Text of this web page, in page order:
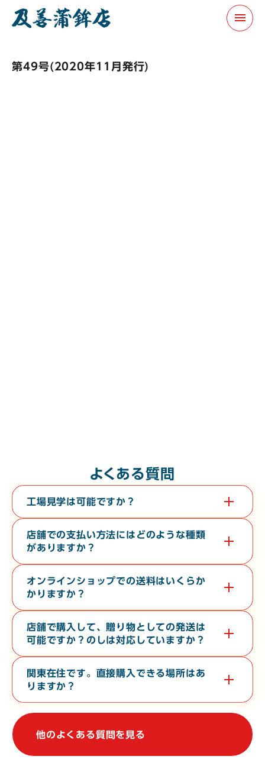
menu
第49号(2020年11月発行)
よくある質問
工場見学は可能ですか？
はい。教育旅行や経済団体等、団体様の工場見学も承っておりま
す。無料で３０分から６０分程度の時間で承っております。希望
日の１０日前までに電話またはお問い合わせフォームよりご連絡
ください。
店舗での支払い方法にはどのような種類
がありますか？
現金・各クレジットカード・各種電子マネー・バーコード決済が
対応しております。
オンラインショップでの送料はいくらか
かりますか？
お届け先の地域や、常温便・冷蔵便・冷凍便などの温度帯によっ
て異なります。オンラインショップの ご利用ガイドをご確認くだ
さい。
店舗で購入して、贈り物としての発送は
可能ですか？のしは対応していますか？
店舗からの地方発送（クロネコヤマト便）、熨斗（のし）の対応
も行なっております。
関東在住です。直接購入できる場所はあ
りますか？
関東地方で常時販売している店舗はございませんが、不定期で上
野駅や大宮駅での物産展に出店しております。催事等の情報は、
他のよくある質問を見る